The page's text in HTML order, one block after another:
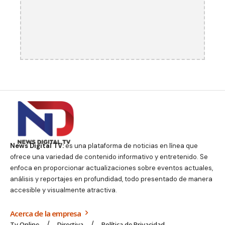
News Digital TV:es una plataforma de noticias en línea que
ofrece una variedad de contenido informativo y entretenido. Se
enfoca en proporcionar actualizaciones sobre eventos actuales,
análisis y reportajes en profundidad, todo presentado de manera
accesible y visualmente atractiva.
Acerca de la empresa